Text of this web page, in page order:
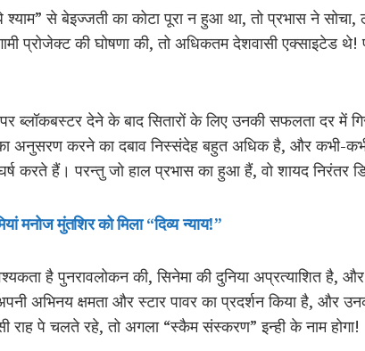
श्याम” से बेइज्जती का कोटा पूरा न हुआ था, तो प्रभास ने
प्रोजेक्ट की घोषणा की, तो अधिकतम देशवासी एक्साइटेड
ब्लॉकबस्टर देने के बाद सितारों के लिए उनकी सफलता दर में
अनुसरण करने का दबाव निस्संदेह बहुत अधिक है, और कभी-कभी,
करते हैं। परन्तु जो हाल प्रभास का हुआ हैं, वो शायद निरंतर
मनोज मुंतशिर को मिला “दिव्य न्याय!”
है पुनरावलोकन की, सिनेमा की दुनिया अप्रत्याशित है,
अभिनय क्षमता और स्टार पावर का प्रदर्शन किया है, और
राह पे चलते रहे, तो अगला “स्कैम संस्करण” इन्ही के नाम होगा!